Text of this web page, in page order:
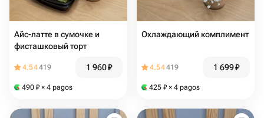
Айс-латте в сумочке и
фисташковый торт
4.54419 1 960₽
490 ₽ × 4 pagos
Охлаждающий комплимент
4.54419 1 699₽
425 ₽ × 4 pagos